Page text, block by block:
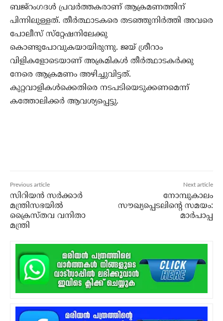
ബജ്‌റംഗദള്‍ പ്രവര്‍ത്തകരാണ് ആക്രമണത്തിന്
പിന്നിലുള്ളത്. തീര്‍ത്ഥാടകരെ തടഞ്ഞുനിര്‍ത്തി അവരെ
പോലീസ് സ്‌റ്റേഷനിലേക്കു
കൊണ്ടുപോവുകയായിരുന്നു. ജയ് ശ്രീറാം
വിളികളോടെയാണ് അക്രമികള്‍ തീര്‍ത്ഥാടകര്‍ക്കു
നേരെ ആക്രമണം അഴിച്ചുവിട്ടത്.
കുറ്റവാളികള്‍ക്കെതിരെ നടപടിയെടുക്കണമെന്ന്
കത്തോലിക്കര്‍ ആവശ്യപ്പെട്ടു.
Previous article
സിറിയന്‍ സര്‍ക്കാര്‍
മന്ത്രിസഭയില്‍
ക്രൈസ്തവ വനിതാ
മന്ത്രി
Next article
നോമ്പുകാലം
സൗഖ്യപ്പെടലിന്റെ സമയം:
മാര്‍പാപ്പ